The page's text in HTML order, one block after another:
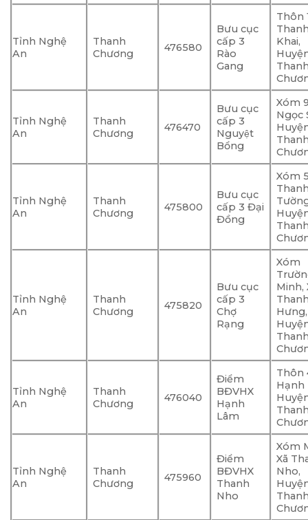
Tỉnh Nghệ
An
Thanh
Chương
476580
Bưu cục
cấp 3
Rào
Gang
Thôn
Khai,
Tỉnh Nghệ
An
Thanh
Chương
476470
Bưu cục
cấp 3
Nguyệt
Bổng
Xóm
Ngọc
Tỉnh Nghệ
An
Thanh
Chương
475800
Bưu cục
cấp 3 Đại
Đồng
Xóm
Tỉnh Nghệ
An
Thanh
Chương
475820
Bưu cục
cấp 3
Chợ
Rạng
Xóm
Minh,
Hưng,
Tỉnh Nghệ
An
Thanh
Chương
476040
Điểm
BĐVHX
Hạnh
Lâm
Thôn
Hạnh
Tỉnh Nghệ
An
Thanh
Chương
475960
Điểm
BĐVHX
Thanh
Nho
Xóm
Xã
Nho,